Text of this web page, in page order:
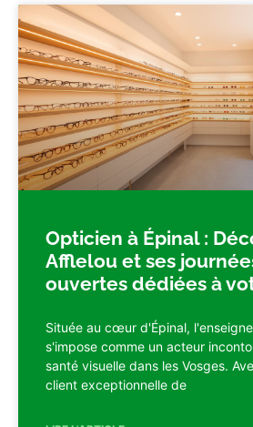
Opticien à Épinal :
Afflelou et ses
ouvertes dédiées à
Située au cœur d'Épinal,
s'impose comme un acteur
santé visuelle dans les Vosges.
client exceptionnelle de